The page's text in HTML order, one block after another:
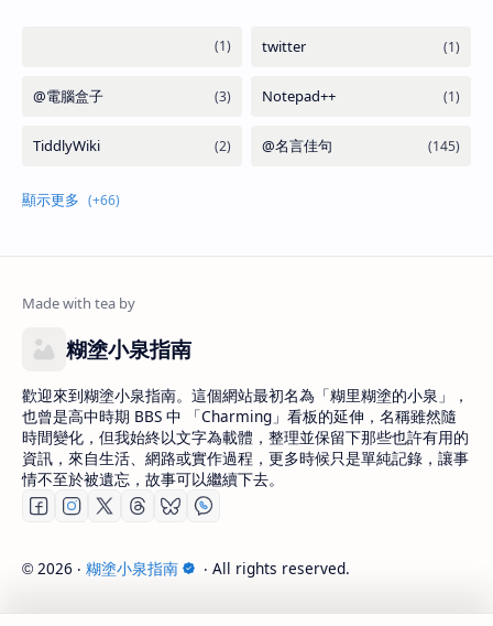
糊塗小泉指南
歡迎來到糊塗小泉指南。這個網站最初名為「糊里糊塗的小泉」，
也曾是高中時期 BBS 中 「Charming」看板的延伸，名稱雖然隨
時間變化，但我始終以文字為載體，整理並保留下那些也許有用的
資訊，來自生活、網路或實作過程，更多時候只是單純記錄，讓事
情不至於被遺忘，故事可以繼續下去。
© 2026 ‧ 糊塗小泉指南 ‧ All rights reserved.